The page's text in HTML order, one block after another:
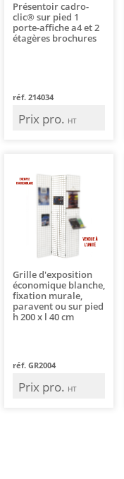
Présentoir cadro-
clic® sur pied 1
porte-affiche a4 et 2
étagères brochures
réf. 214034
Prix pro. HT
Grille d'exposition
économique blanche,
fixation murale,
paravent ou sur pied
h 200 x l 40 cm
réf. GR2004
Prix pro. HT